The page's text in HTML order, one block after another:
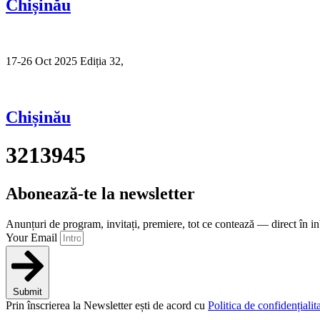
Chișinău
17-26 Oct 2025 Ediția 32,
Chișinău
3213945
Abonează-te la newsletter
Anunțuri de program, invitați, premiere, tot ce contează — direct în
Your Email
Submit
Prin înscrierea la Newsletter ești de acord cu Politica de